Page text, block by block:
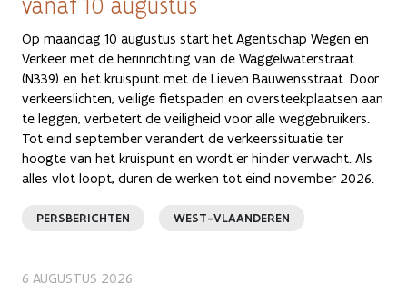
vanaf 10 augustus
Op maandag 10 augustus start het Agentschap Wegen en
Verkeer met de herinrichting van de Waggelwaterstraat
(N339) en het kruispunt met de Lieven Bauwensstraat. Door
verkeerslichten, veilige fietspaden en oversteekplaatsen aan
te leggen, verbetert de veiligheid voor alle weggebruikers.
Tot eind september verandert de verkeerssituatie ter
hoogte van het kruispunt en wordt er hinder verwacht. Als
alles vlot loopt, duren de werken tot eind november 2026.
PERSBERICHTEN WEST-VLAANDEREN
6 AUGUSTUS 2026